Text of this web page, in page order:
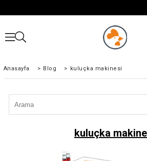
Anasayfa > Blog > kuluçka makinesi
kuluçka